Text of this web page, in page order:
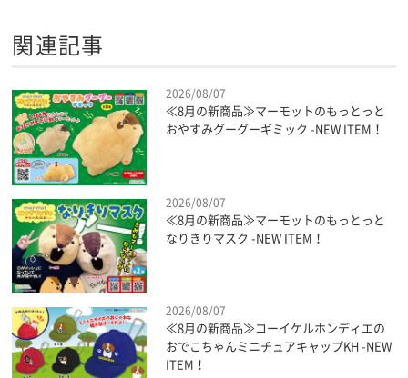
関連記事
2026/08/07
≪8月の新商品≫マーモットのもっとっと
おやすみグーグーギミック -NEW ITEM！
2026/08/07
≪8月の新商品≫マーモットのもっとっと
なりきりマスク -NEW ITEM！
2026/08/07
≪8月の新商品≫コーイケルホンディエの
おでこちゃんミニチュアキャップKH -NEW
ITEM！